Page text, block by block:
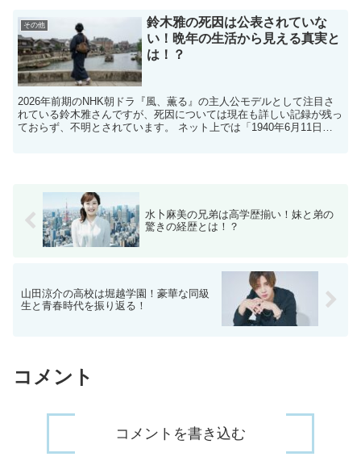
その他
鈴木雅の死因は公表されていな
い！晩年の生活から見える真実と
は！？
2026年前期のNHK朝ドラ『風、薫る』の主人公モデルとして注目さ
れている鈴木雅さんですが、死因については現在も詳しい記録が残っ
ておらず、不明とされています。 ネット上では「1940年6月11日に
水卜麻美の兄弟は高学歴揃い！妹と弟の
驚きの経歴とは！？
山田涼介の高校は堀越学園！豪華な同級
生と青春時代を振り返る！
コメント
コメントを書き込む